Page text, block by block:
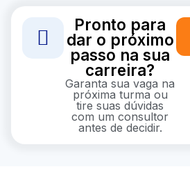
Pronto para
dar o próximo
passo na sua
carreira?
Garanta sua vaga na
próxima turma ou
tire suas dúvidas
com um consultor
antes de decidir.